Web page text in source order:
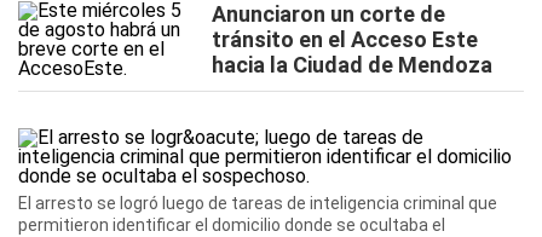
Anunciaron un corte de
tránsito en el Acceso Este
hacia la Ciudad de Mendoza
El arresto se logró luego de tareas de inteligencia criminal que
permitieron identificar el domicilio donde se ocultaba el